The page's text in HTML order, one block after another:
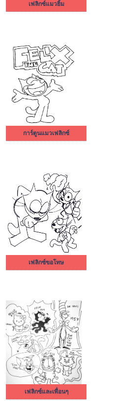
เฟลิกซ์แมวยิ้ม
การ์ตูนแมวเฟลิกซ์
เฟลิกซ์ขอโทษ
เฟลิกซ์และเพื่อนๆ